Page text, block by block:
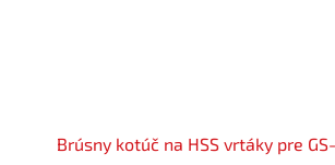
Brúsny kotúč na HSS vrtáky pre